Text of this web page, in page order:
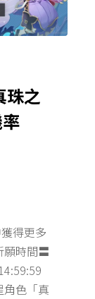
珠之
得更多
願時間〓
色「真